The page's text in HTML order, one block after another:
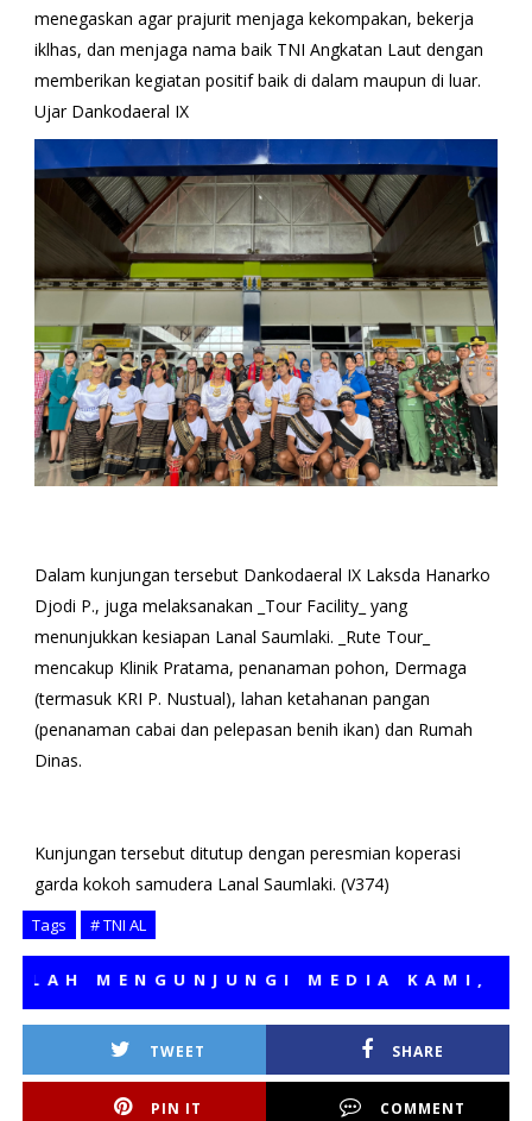
menegaskan agar prajurit menjaga kekompakan, bekerja
iklhas, dan menjaga nama baik TNI Angkatan Laut dengan
memberikan kegiatan positif baik di dalam maupun di luar.
Ujar Dankodaeral IX
Dalam kunjungan tersebut Dankodaeral IX Laksda Hanarko
Djodi P., juga melaksanakan _Tour Facility_ yang
menunjukkan kesiapan Lanal Saumlaki. _Rute Tour_
mencakup Klinik Pratama, penanaman pohon, Dermaga
(termasuk KRI P. Nustual), lahan ketahanan pangan
(penanaman cabai dan pelepasan benih ikan) dan Rumah
Dinas.
Kunjungan tersebut ditutup dengan peresmian koperasi
garda kokoh samudera Lanal Saumlaki. (V374)
Tags # TNI AL
MENGUNJUNGI MEDIA KAMI,
TWEET SHARE
PIN IT COMMENT